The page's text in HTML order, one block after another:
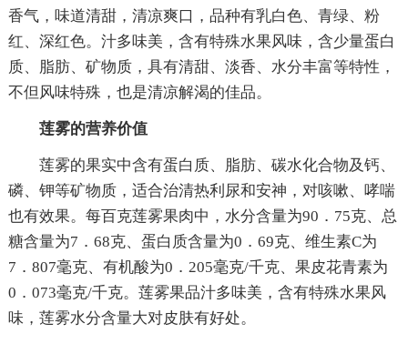
香气，味道清甜，清凉爽口，品种有乳白色、青绿、粉
红、深红色。汁多味美，含有特殊水果风味，含少量蛋白
质、脂肪、矿物质，具有清甜、淡香、水分丰富等特性，
不但风味特殊，也是清凉解渴的佳品。
莲雾的营养价值
莲雾的果实中含有蛋白质、脂肪、碳水化合物及钙、
磷、钾等矿物质，适合治清热利尿和安神，对咳嗽、哮喘
也有效果。每百克莲雾果肉中，水分含量为90．75克、总
糖含量为7．68克、蛋白质含量为0．69克、维生素C为
7．807毫克、有机酸为0．205毫克/千克、果皮花青素为
0．073毫克/千克。莲雾果品汁多味美，含有特殊水果风
味，莲雾水分含量大对皮肤有好处。